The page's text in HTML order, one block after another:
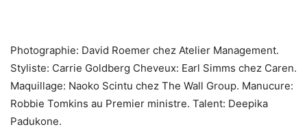
Photographie: David Roemer chez Atelier Management.
Styliste: Carrie Goldberg Cheveux: Earl Simms chez Caren.
Maquillage: Naoko Scintu chez The Wall Group. Manucure:
Robbie Tomkins au Premier ministre. Talent: Deepika
Padukone.